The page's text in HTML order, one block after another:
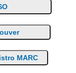
MARC